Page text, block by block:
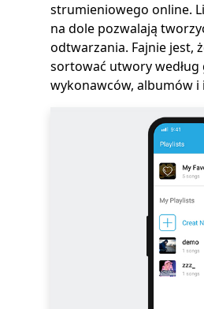
strumieniowego online.
na dole pozwalają
odtwarzania. Fajnie jest,
sortować utwory według
wykonawców, albumów i